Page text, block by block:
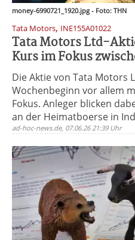
money-6990721_1920.jpg - Foto: THN
Tata Motors, INE155A01022
Tata Motors Ltd-
Kurs im Fokus
Die Aktie von Tata Motors
Wochenbeginn vor allem
Fokus. Anleger blicken
an der Heimatboerse in
ad-hoc-news.de, 07.06.26 21:39 Uhr